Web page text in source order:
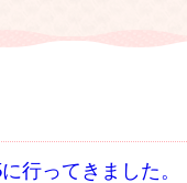
行ってきました。